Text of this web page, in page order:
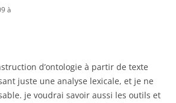
à
d’ontologie à partir de texte
juste une analyse lexicale, et je ne
je voudrai savoir aussi les outils et